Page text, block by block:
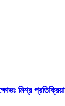
মিশ্র প্রতিক্রিয়া